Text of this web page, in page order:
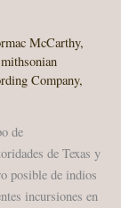
McCarthy,
Company,
de
de Texas y
posible de indios
incursiones en